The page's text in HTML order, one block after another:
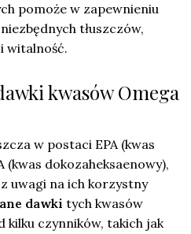
pomoże w zapewnieniu
tłuszczów,
witalność.
kwasów Omega
w postaci EPA (kwas
(kwas dokozaheksaenowy),
uwagi na ich korzystny
dawki tych kwasów
kilku czynników, takich jak